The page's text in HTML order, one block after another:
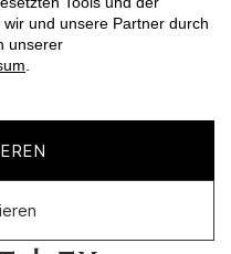
und unsere Partner durch
unserer
.